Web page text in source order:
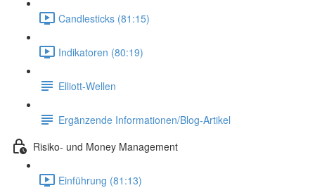
Candlesticks (81:15)
Indikatoren (80:19)
Elliott-Wellen
Ergänzende Informationen/Blog-Artikel
Risiko- und Money Management
Einführung (81:13)